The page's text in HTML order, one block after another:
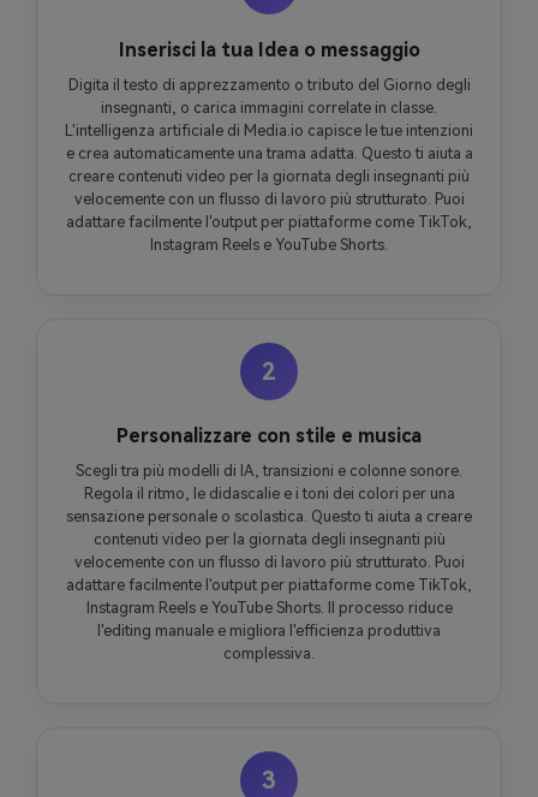
Inserisci la tua Idea o messaggio
Digita il testo di apprezzamento o tributo del Giorno degli
insegnanti, o carica immagini correlate in classe.
L'intelligenza artificiale di Media.io capisce le tue intenzioni
e crea automaticamente una trama adatta. Questo ti aiuta a
creare contenuti video per la giornata degli insegnanti più
velocemente con un flusso di lavoro più strutturato. Puoi
adattare facilmente l'output per piattaforme come TikTok,
Instagram Reels e YouTube Shorts.
2
Personalizzare con stile e musica
Scegli tra più modelli di IA, transizioni e colonne sonore.
Regola il ritmo, le didascalie e i toni dei colori per una
sensazione personale o scolastica. Questo ti aiuta a creare
contenuti video per la giornata degli insegnanti più
velocemente con un flusso di lavoro più strutturato. Puoi
adattare facilmente l'output per piattaforme come TikTok,
Instagram Reels e YouTube Shorts. Il processo riduce
l'editing manuale e migliora l'efficienza produttiva
complessiva.
3